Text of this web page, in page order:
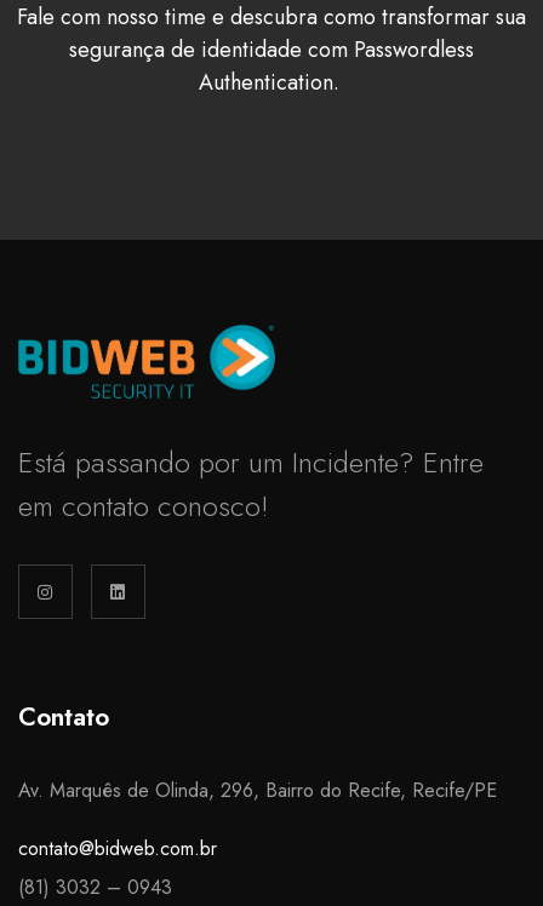
Fale com nosso time e descubra como transformar sua
segurança de identidade com Passwordless
Authentication.
Está passando por um Incidente? Entre
em contato conosco!
Contato
Av. Marquês de Olinda, 296, Bairro do Recife, Recife/PE
contato@bidweb.com.br
(81) 3032 – 0943